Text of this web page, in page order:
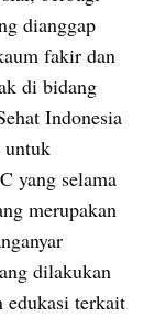
dianggap
fakir dan
di bidang
Indonesia
untuk
yang selama
merupakan
dilakukan
edukasi terkait